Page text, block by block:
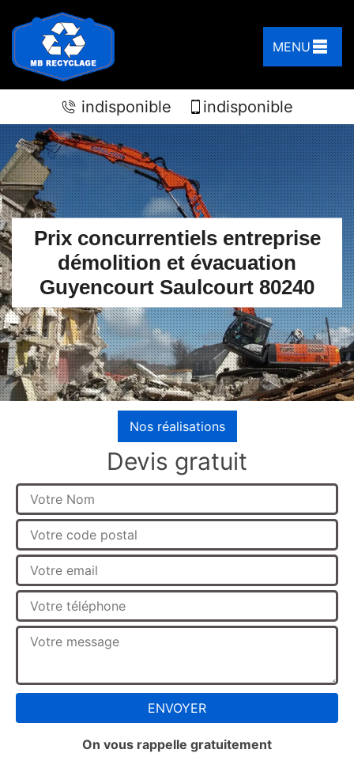
MENU
indisponible indisponible
Prix concurrentiels entreprise
démolition et évacuation
Guyencourt Saulcourt 80240
Nos réalisations
Devis gratuit
On vous rappelle gratuitement